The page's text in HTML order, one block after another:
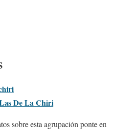
De La Chiri
sobre esta agrupación ponte en